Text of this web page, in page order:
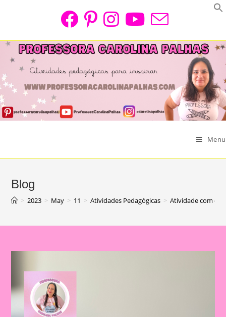
Menu
Blog
> 2023 > May > 11 > Atividades Pedagógicas > Atividade com o